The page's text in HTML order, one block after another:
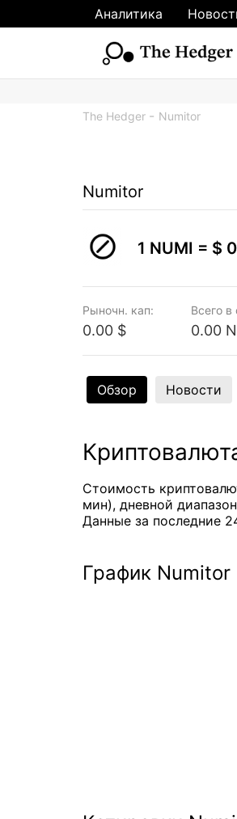
Аналитика
The Hedger Numitor
Numitor
1 NUMI = $
Рыночн. кап:
0.00 $
Всего
0.00
Обзор Новости
Стоимость
мин), дневной
Данные за последние
График Numitor